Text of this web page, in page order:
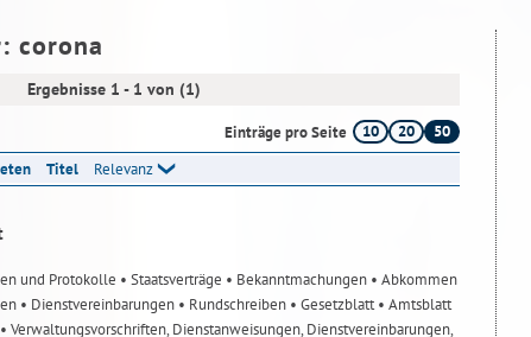
corona
Ergebnisse 1 - 1 von (1)
Einträge pro Seite 10 20
50
Titel Relevanz
und Protokolle • Staatsverträge • Bekanntmachungen • Abkommen
• Dienstvereinbarungen • Rundschreiben • Gesetzblatt• Amtsblatt
• Verwaltungsvorschriften, Dienstanweisungen, Dienstvereinbarungen,